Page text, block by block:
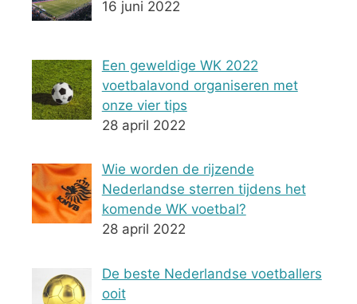
16 juni 2022
Een geweldige WK 2022
voetbalavond organiseren met
onze vier tips
28 april 2022
Wie worden de rijzende
Nederlandse sterren tijdens het
komende WK voetbal?
28 april 2022
De beste Nederlandse voetballers
ooit